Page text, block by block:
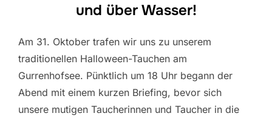
und über Wasser!
Am 31. Oktober trafen wir uns zu unserem
traditionellen Halloween-Tauchen am
Gurrenhofsee. Pünktlich um 18 Uhr begann der
Abend mit einem kurzen Briefing, bevor sich
unsere mutigen Taucherinnen und Taucher in die